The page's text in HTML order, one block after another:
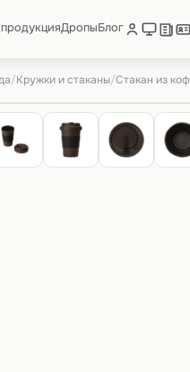
ДропыБлог
/Кружки и стаканы/Стакан из